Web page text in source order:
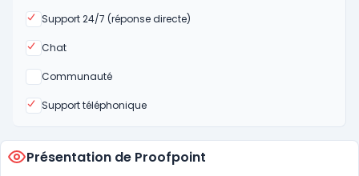
Support 24/7 (réponse directe)
Oui
Chat
Oui
Communauté
Non
Support téléphonique
Oui
Présentation de Proofpoint